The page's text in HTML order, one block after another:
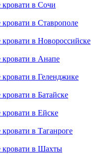
кровати в Сочи
в Ставрополе
в Новороссийске
кровати в Анапе
в Геленджике
в Батайске
в Ейске
в Таганроге
кровати в Шахты